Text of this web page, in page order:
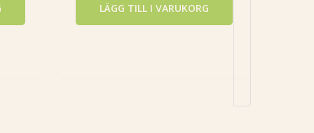
LÄGG TILL I VARUKORG